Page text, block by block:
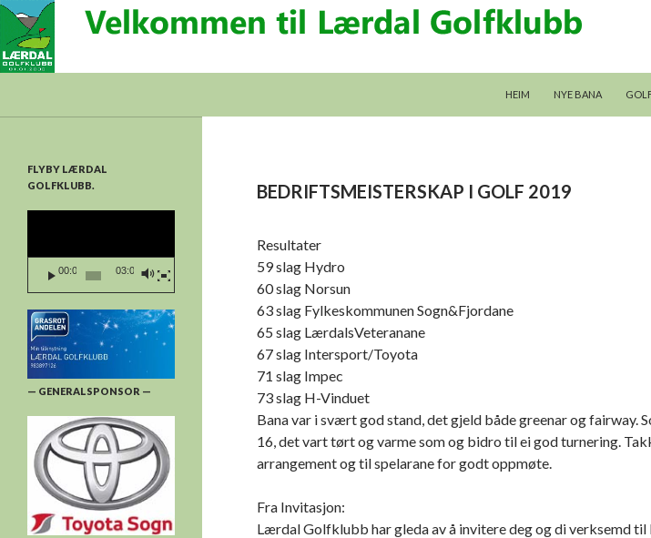
HEIM
NYE BANA
BEDRIFTSMEISTERSKAP I GOLF 2019
Resultater
59 slag Hydro
60 slag Norsun
63 slag Fylkeskommunen Sogn&Fjordane
65 slag LærdalsVeteranane
67 slag Intersport/Toyota
71 slag Impec
73 slag H-Vinduet
Bana var i svært god stand, det gjeld både greenar og fairway.
16, det vart tørt og varme som og bidro til ei god turnering.
arrangement og til spelarane for godt oppmøte.
Fra Invitasjon:
Lærdal Golfklubb har gleda av å invitere deg og di verksemd
FLYBY LÆRDAL
GOLFKLUBB.
00:00 03:03
— GENERALSPONSOR —